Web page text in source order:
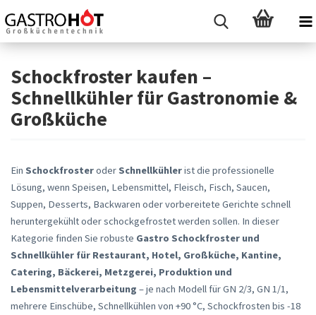
Schockfroster kaufen –
Schnellkühler für Gastronomie &
Großküche
Ein Schockfrosteroder Schnellkühlerist die professionelle
Lösung, wenn Speisen, Lebensmittel, Fleisch, Fisch, Saucen,
Suppen, Desserts, Backwaren oder vorbereitete Gerichte schnell
heruntergekühlt oder schockgefrostet werden sollen. In dieser
Kategorie finden Sie robuste Gastro Schockfroster und
Schnellkühler für Restaurant, Hotel, Großküche, Kantine,
Catering, Bäckerei, Metzgerei, Produktion und
Lebensmittelverarbeitung – je nach Modell für GN 2/3, GN 1/1,
mehrere Einschübe, Schnellkühlen von +90 °C, Schockfrosten bis -18